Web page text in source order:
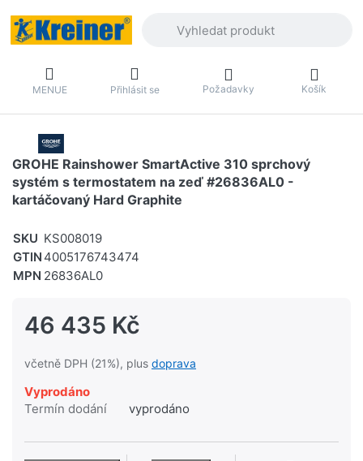
MENUE Přihlásit se Požadavky Košík
GROHE Rainshower SmartActive 310 sprchový
systém s termostatem na zeď #26836AL0 -
kartáčovaný Hard Graphite
SKU KS008019
GTIN 4005176743474
MPN 26836AL0
46 435 Kč
včetně DPH (21%), plus doprava
Vyprodáno
Termín dodání
vyprodáno